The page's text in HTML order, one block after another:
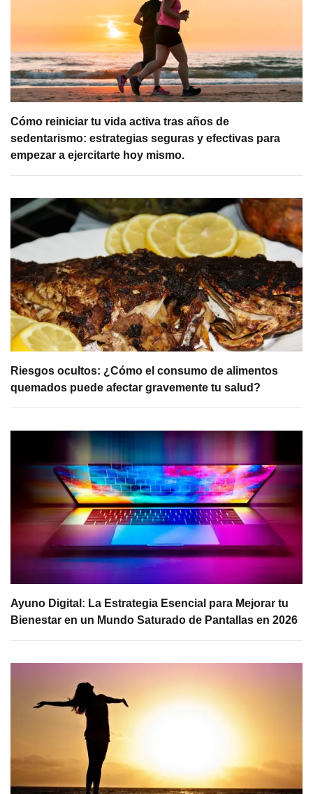
Cómo reiniciar tu vida activa tras años de
sedentarismo: estrategias seguras y efectivas para
empezar a ejercitarte hoy mismo.
Riesgos ocultos: ¿Cómo el consumo de alimentos
quemados puede afectar gravemente tu salud?
Ayuno Digital: La Estrategia Esencial para Mejorar tu
Bienestar en un Mundo Saturado de Pantallas en 2026